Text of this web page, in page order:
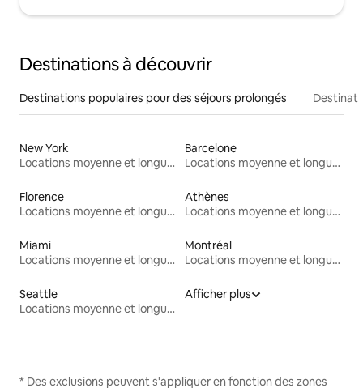
Destinations à découvrir
Destinations populaires pour des séjours prolongés
New York
Locations moyenne et longue durée
Barcelone
Locations moyenne et longue durée
Florence
Locations moyenne et longue durée
Athènes
Locations moyenne et longue durée
Miami
Locations moyenne et longue durée
Montréal
Locations moyenne et longue durée
Seattle
Locations moyenne et longue durée
Afficher plus
* Des exclusions peuvent s'appliquer en fonction des zones